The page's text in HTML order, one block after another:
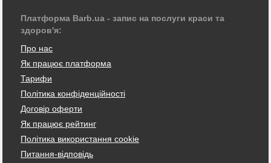
Платформа Barb.ua - запис на послуги краси та
здоров'я:
Про нас
Як працює платформа
Тарифи
Політика конфіденційності
Договір оферти
Як працює рейтинг
Політика використання cookie
Питання-відповідь